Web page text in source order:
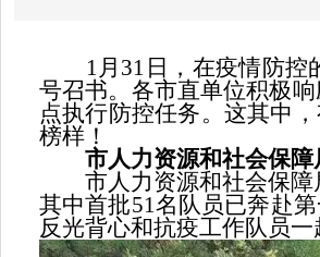
1月31日，在疫情防控的
号召书。各市直单位积极
点执行防控任务。这其中
榜样！
市人力资源和社会保障
市人力资源和社会保障局
其中首批51名队员已奔赴
反光背心和抗疫工作队员